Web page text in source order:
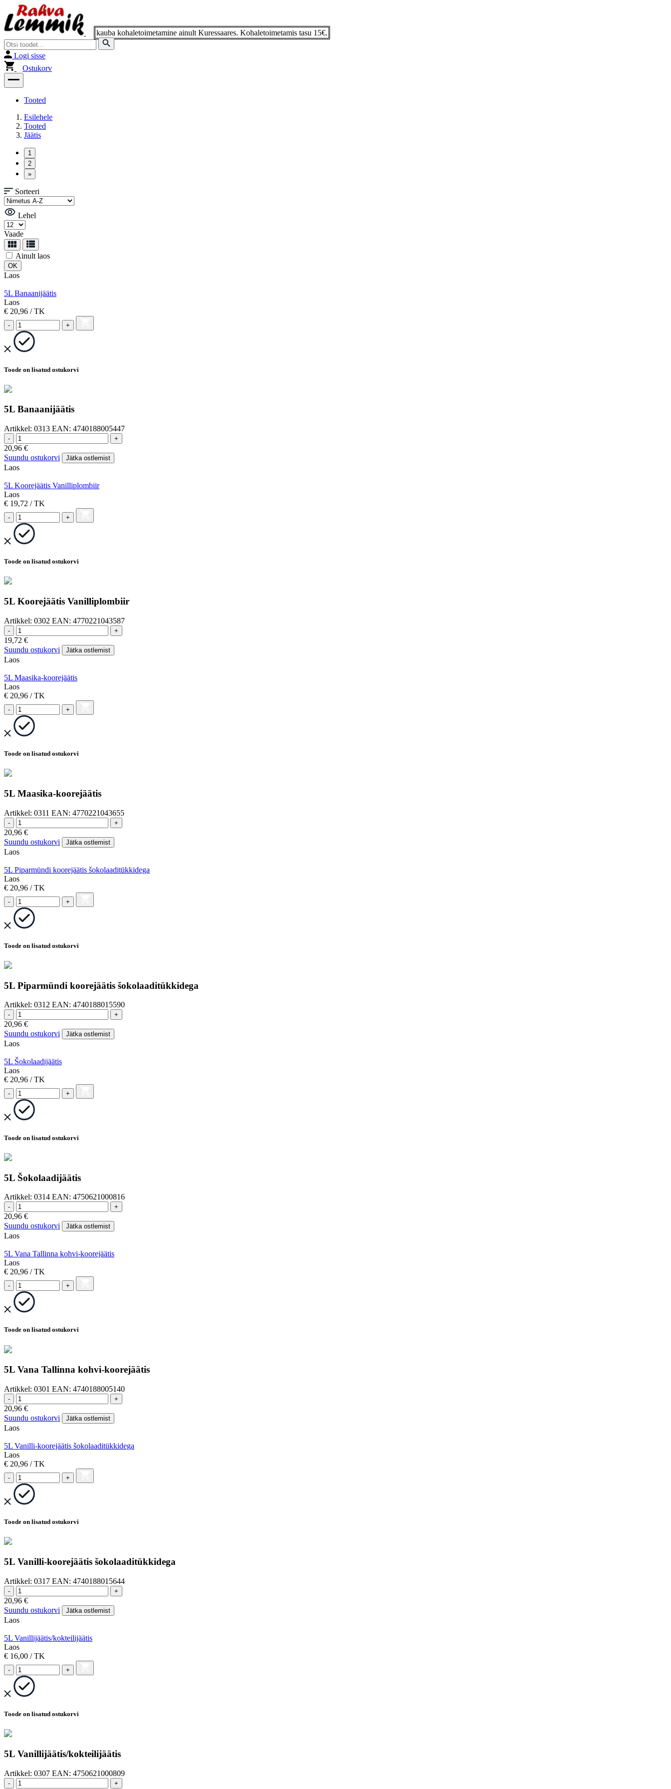
Logi sisse
Ostukorv
Tooted
Esilehele
Tooted
Jäätis
Sorteeri
Lehel
Vaade
Ainult laos
Laos
5L Banaanijäätis
Laos
€ 20,96 / TK
- +
Toode on lisatud ostukorvi
5L Banaanijäätis
Artikkel: 0313 EAN: 4740188005447
- +
20,96 €
Suundu ostukorvi
Jätka ostlemist
Laos
5L Koorejäätis Vanilliplombiir
Laos
€ 19,72 / TK
- +
Toode on lisatud ostukorvi
5L Koorejäätis Vanilliplombiir
Artikkel: 0302 EAN: 4770221043587
- +
19,72 €
Suundu ostukorvi
Jätka ostlemist
Laos
5L Maasika-koorejäätis
Laos
€ 20,96 / TK
- +
Toode on lisatud ostukorvi
5L Maasika-koorejäätis
Artikkel: 0311 EAN: 4770221043655
- +
20,96 €
Suundu ostukorvi
Jätka ostlemist
Laos
5L Piparmündi koorejäätis šokolaaditükkidega
Laos
€ 20,96 / TK
- +
Toode on lisatud ostukorvi
5L Piparmündi koorejäätis šokolaaditükkidega
Artikkel: 0312 EAN: 4740188015590
- +
20,96 €
Suundu ostukorvi
Jätka ostlemist
Laos
5L Šokolaadijäätis
Laos
€ 20,96 / TK
- +
Toode on lisatud ostukorvi
5L Šokolaadijäätis
Artikkel: 0314 EAN: 4750621000816
- +
20,96 €
Suundu ostukorvi
Jätka ostlemist
Laos
5L Vana Tallinna kohvi-koorejäätis
Laos
€ 20,96 / TK
- +
Toode on lisatud ostukorvi
5L Vana Tallinna kohvi-koorejäätis
Artikkel: 0301 EAN: 4740188005140
- +
20,96 €
Suundu ostukorvi
Jätka ostlemist
Laos
5L Vanilli-koorejäätis šokolaaditükkidega
Laos
€ 20,96 / TK
- +
Toode on lisatud ostukorvi
5L Vanilli-koorejäätis šokolaaditükkidega
Artikkel: 0317 EAN: 4740188015644
- +
20,96 €
Suundu ostukorvi
Jätka ostlemist
Laos
5L Vanillijäätis/kokteilijäätis
Laos
€ 16,00 / TK
- +
Toode on lisatud ostukorvi
5L Vanillijäätis/kokteilijäätis
Artikkel: 0307 EAN: 4750621000809
- +